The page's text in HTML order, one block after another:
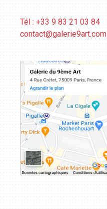
Tél : +33 9 83 21 03 84
contact@galerie9art.com